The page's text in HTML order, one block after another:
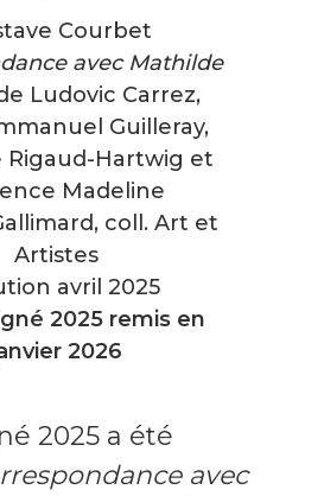
2025 a été
avec
Courbet
avec Mathilde
Ludovic Carrez,
Guilleray,
Rigaud-Hartwig et
Madeline
coll. Art et
Artistes
avril 2025
2025 remis en
2026